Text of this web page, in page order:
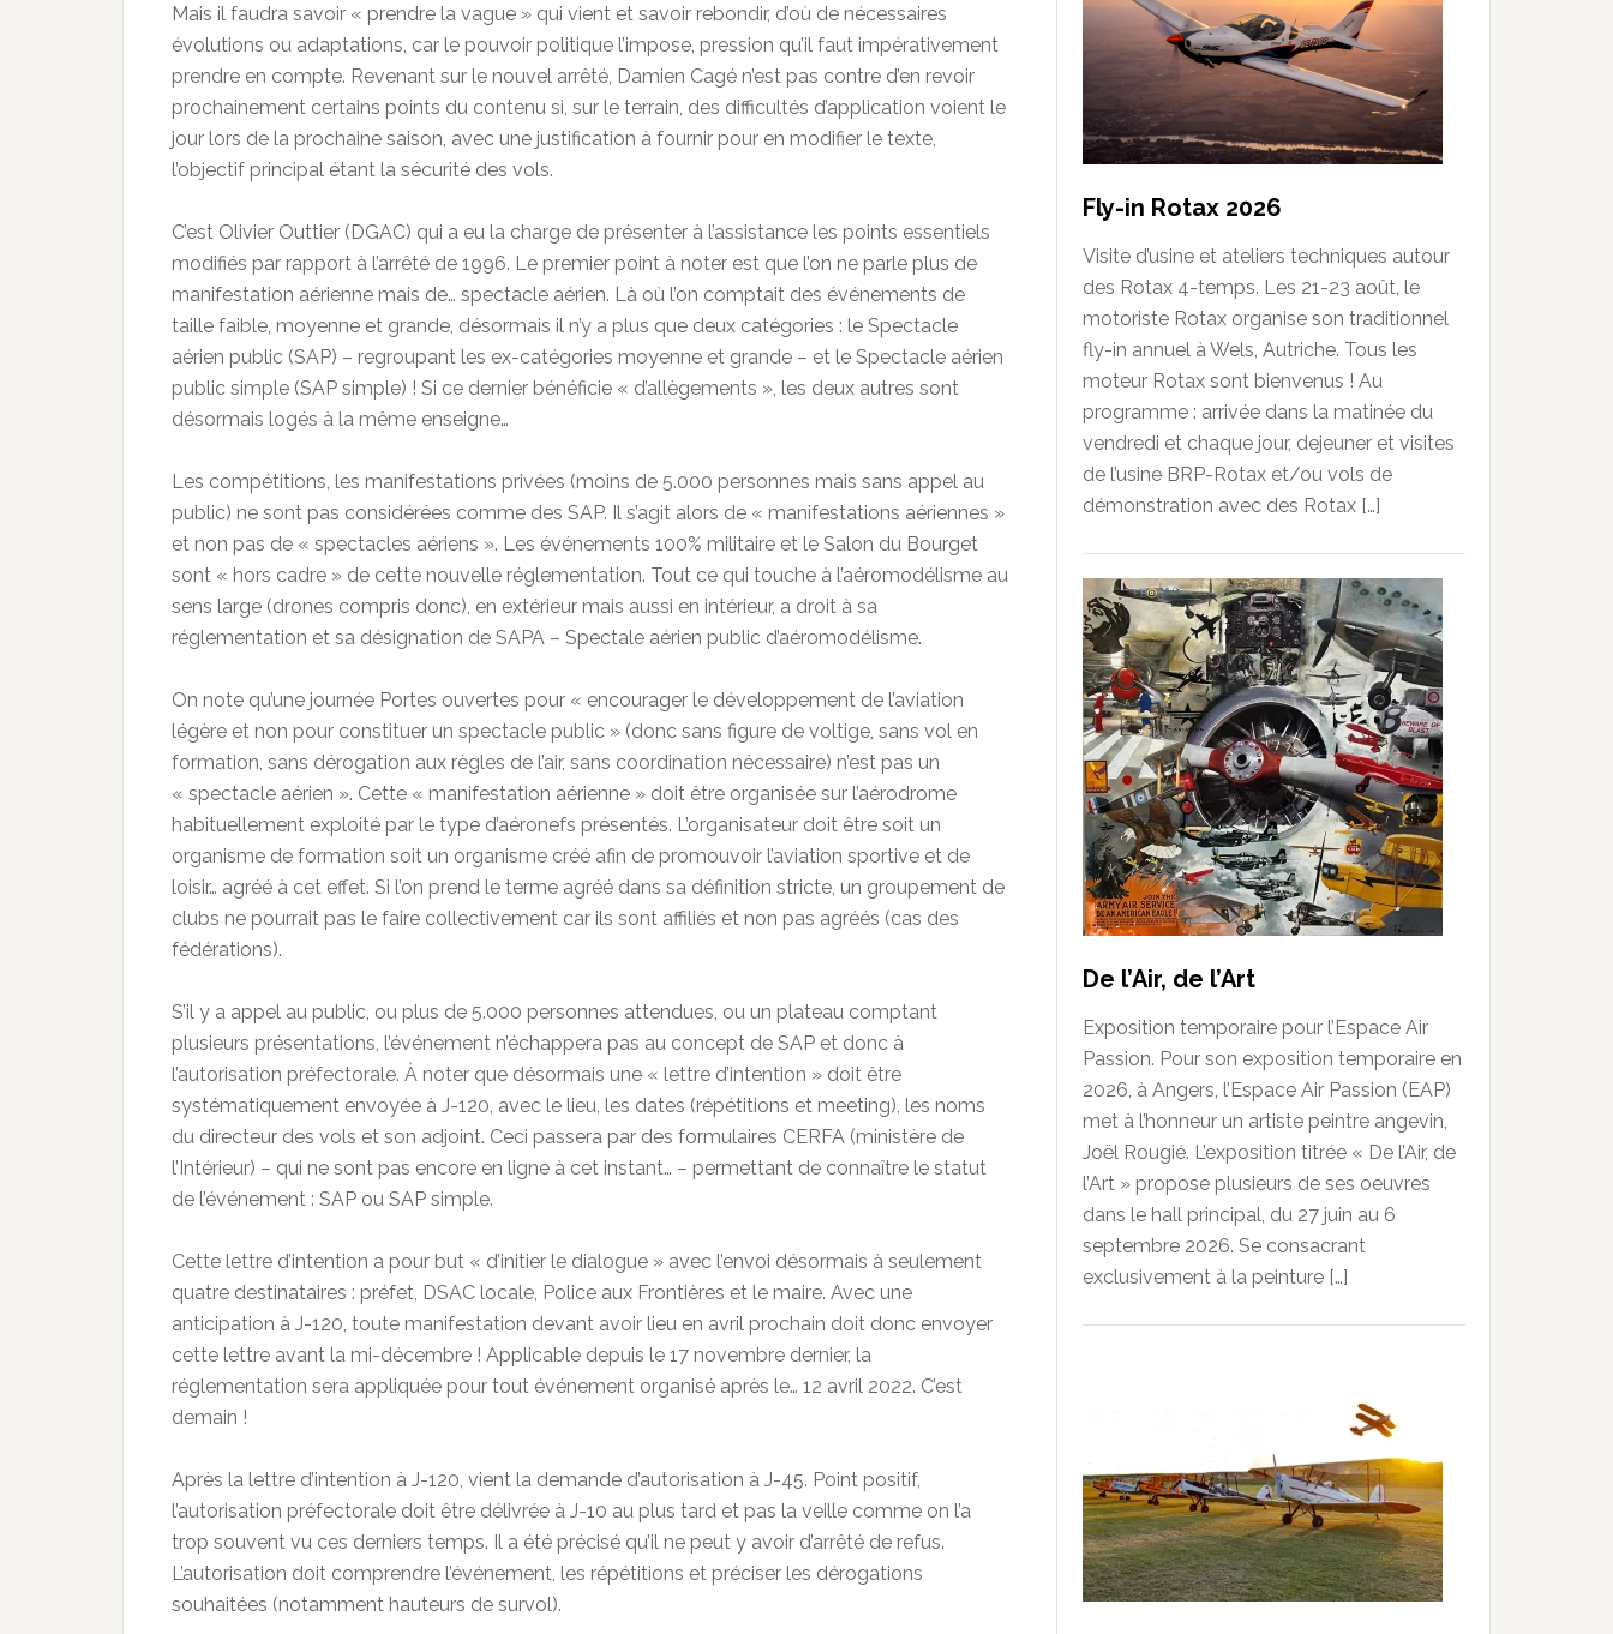
Mais il faudra savoir « prendre la vague » qui vient et savoir rebondir, d’où de nécessaires
évolutions ou adaptations, car le pouvoir politique l’impose, pression qu’il faut impérativement
prendre en compte. Revenant sur le nouvel arrêté, Damien Cagé n’est pas contre d’en revoir
prochainement certains points du contenu si, sur le terrain, des difficultés d’application voient le
jour lors de la prochaine saison, avec une justification à fournir pour en modifier le texte,
l’objectif principal étant la sécurité des vols.
C’est Olivier Outtier (DGAC) qui a eu la charge de présenter à l’assistance les points essentiels
modifiés par rapport à l’arrêté de 1996. Le premier point à noter est que l’on ne parle plus de
manifestation aérienne mais de… spectacle aérien. Là où l’on comptait des événements de
taille faible, moyenne et grande, désormais il n’y a plus que deux catégories : le Spectacle
aérien public (SAP) – regroupant les ex-catégories moyenne et grande – et le Spectacle aérien
public simple (SAP simple) ! Si ce dernier bénéficie « d’allègements », les deux autres sont
désormais logés à la même enseigne…
Les compétitions, les manifestations privées (moins de 5.000 personnes mais sans appel au
public) ne sont pas considérées comme des SAP. Il s’agit alors de « manifestations aériennes »
et non pas de « spectacles aériens ». Les événements 100% militaire et le Salon du Bourget
sont « hors cadre » de cette nouvelle réglementation. Tout ce qui touche à l’aéromodélisme au
sens large (drones compris donc), en extérieur mais aussi en intérieur, a droit à sa
réglementation et sa désignation de SAPA – Spectale aérien public d’aéromodélisme.
On note qu’une journée Portes ouvertes pour « encourager le développement de l’aviation
légère et non pour constituer un spectacle public » (donc sans figure de voltige, sans vol en
formation, sans dérogation aux règles de l’air, sans coordination nécessaire) n’est pas un
« spectacle aérien ». Cette « manifestation aérienne » doit être organisée sur l’aérodrome
habituellement exploité par le type d’aéronefs présentés. L’organisateur doit être soit un
organisme de formation soit un organisme créé afin de promouvoir l’aviation sportive et de
loisir… agréé à cet effet. Si l’on prend le terme agréé dans sa définition stricte, un groupement de
clubs ne pourrait pas le faire collectivement car ils sont affiliés et non pas agréés (cas des
fédérations).
S’il y a appel au public, ou plus de 5.000 personnes attendues, ou un plateau comptant
plusieurs présentations, l’événement n’échappera pas au concept de SAP et donc à
l’autorisation préfectorale. À noter que désormais une « lettre d’intention » doit être
systématiquement envoyée à J-120, avec le lieu, les dates (répétitions et meeting), les noms
du directeur des vols et son adjoint. Ceci passera par des formulaires CERFA (ministère de
l’Intérieur) – qui ne sont pas encore en ligne à cet instant… – permettant de connaître le statut
de l’événement : SAP ou SAP simple.
Cette lettre d’intention a pour but « d’initier le dialogue » avec l’envoi désormais à seulement
quatre destinataires : préfet, DSAC locale, Police aux Frontières et le maire. Avec une
anticipation à J-120, toute manifestation devant avoir lieu en avril prochain doit donc envoyer
cette lettre avant la mi-décembre ! Applicable depuis le 17 novembre dernier, la
réglementation sera appliquée pour tout événement organisé après le… 12 avril 2022. C’est
demain !
Après la lettre d’intention à J-120, vient la demande d’autorisation à J-45. Point positif,
l’autorisation préfectorale doit être délivrée à J-10 au plus tard et pas la veille comme on l’a
trop souvent vu ces derniers temps. Il a été précisé qu’il ne peut y avoir d’arrêté de refus.
L’autorisation doit comprendre l’événement, les répétitions et préciser les dérogations
souhaitées (notamment hauteurs de survol).
Fly-in Rotax 2026
Visite d’usine et ateliers techniques autour
des Rotax 4-temps. Les 21-23 août, le
motoriste Rotax organise son traditionnel
fly-in annuel à Wels, Autriche. Tous les
moteur Rotax sont bienvenus ! Au
programme : arrivée dans la matinée du
vendredi et chaque jour, dejeuner et visites
de l’usine BRP-Rotax et/ou vols de
démonstration avec des Rotax […]
De l’Air, de l’Art
Exposition temporaire pour l’Espace Air
Passion. Pour son exposition temporaire en
2026, à Angers, l’Espace Air Passion (EAP)
met à l’honneur un artiste peintre angevin,
Joël Rougié. L’exposition titrée « De l’Air, de
l’Art » propose plusieurs de ses oeuvres
dans le hall principal, du 27 juin au 6
septembre 2026. Se consacrant
exclusivement à la peinture […]